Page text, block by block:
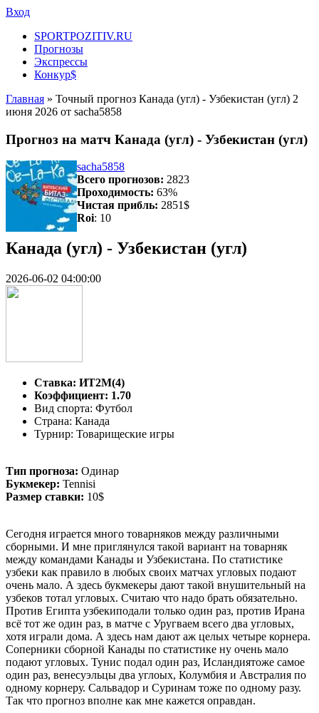
Вход
SPORTPOZITIV.RU
Прогнозы
Экспрессы
Конкур$
Главная » Точный прогноз Канада (угл) - Узбекистан (угл) 2
июня 2026 от sacha5858
Прогноз на матч Канада (угл) - Узбекистан (угл)
sacha5858
Всего прогнозов: 2823
Проходимость: 63%
Чистая прибль: 2851$
Roi: 10
Канада (угл) - Узбекистан (угл)
2026-06-02 04:00:00
Ставка: ИТ2М(4)
Коэффициент: 1.70
Вид спорта: Футбол
Страна: Канада
Турнир: Товарищеские игры
Тип прогноза: Одинар
Букмекер: Tennisi
Размер ставки: 10$
Сегодня играется много товарняков между различными
сборными. И мне приглянулся такой вариант на товарняк
между командами Канады и Узбекистана. По статистике
узбеки как правило в любых своих матчах угловых подают
очень мало. А здесь букмекеры дают такой внушительный на
узбеков тотал угловых. Считаю что надо брать обязательно.
Против Египта узбекиподали только один раз, против Ирана
всё тот же один раз, в матче с Уругваем всего два угловых,
хотя играли дома. А здесь нам дают аж целых четыре корнера.
Соперники сборной Канады по статистике ну очень мало
подают угловых. Тунис подал один раз, Исландиятоже самое
один раз, венесуэльцы два углоых, Колумбия и Австралия по
одному корнеру. Сальвадор и Суринам тоже по одному разу.
Так что прогноз вполне как мне кажется оправдан.